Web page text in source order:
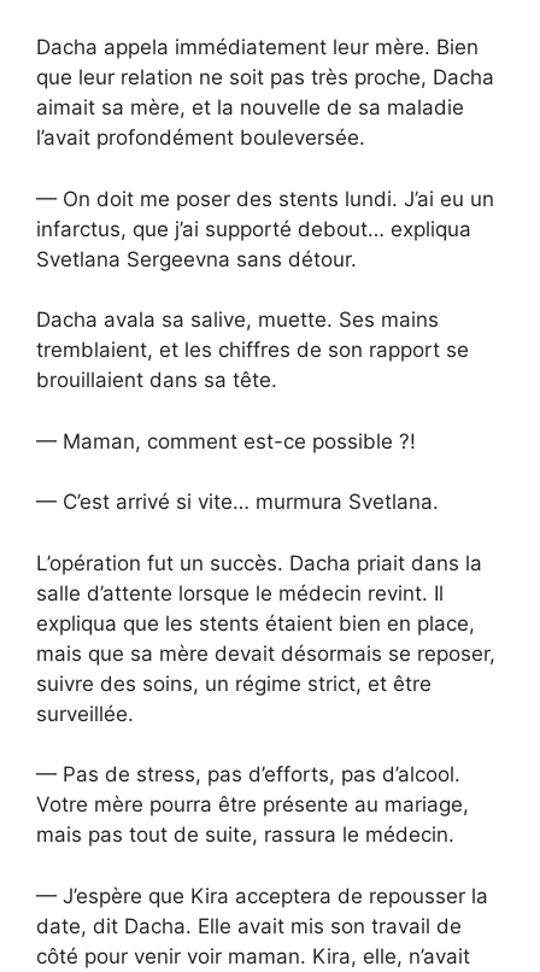
Dacha appela immédiatement leur mère. Bien
que leur relation ne soit pas très proche, Dacha
aimait sa mère, et la nouvelle de sa maladie
l’avait profondément bouleversée.
— On doit me poser des stents lundi. J’ai eu un
infarctus, que j’ai supporté debout… expliqua
Svetlana Sergeevna sans détour.
Dacha avala sa salive, muette. Ses mains
tremblaient, et les chiffres de son rapport se
brouillaient dans sa tête.
— Maman, comment est-ce possible ?!
— C’est arrivé si vite… murmura Svetlana.
L’opération fut un succès. Dacha priait dans la
salle d’attente lorsque le médecin revint. Il
expliqua que les stents étaient bien en place,
mais que sa mère devait désormais se reposer,
suivre des soins, un régime strict, et être
surveillée.
— Pas de stress, pas d’efforts, pas d’alcool.
Votre mère pourra être présente au mariage,
mais pas tout de suite, rassura le médecin.
— J’espère que Kira acceptera de repousser la
date, dit Dacha. Elle avait mis son travail de
côté pour venir voir maman. Kira, elle, n’avait